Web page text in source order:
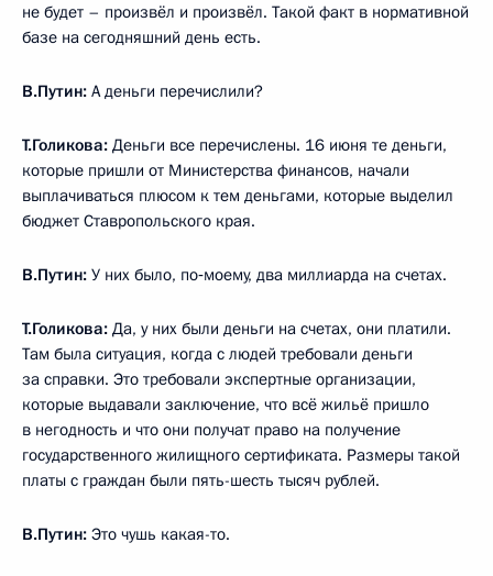
не будет – произвёл и произвёл. Такой факт в нормативной
базе на сегодняшний день есть.
В.Путин: А деньги перечислили?
Т.Голикова: Деньги все перечислены. 16 июня те деньги,
которые пришли от Министерства финансов, начали
выплачиваться плюсом к тем деньгами, которые выделил
бюджет Ставропольского края.
В.Путин: У них было, по‑моему, два миллиарда на счетах.
Т.Голикова: Да, у них были деньги на счетах, они платили.
Там была ситуация, когда с людей требовали деньги
за справки. Это требовали экспертные организации,
которые выдавали заключение, что всё жильё пришло
в негодность и что они получат право на получение
государственного жилищного сертификата. Размеры такой
платы с граждан были пять-шесть тысяч рублей.
В.Путин: Это чушь какая-то.